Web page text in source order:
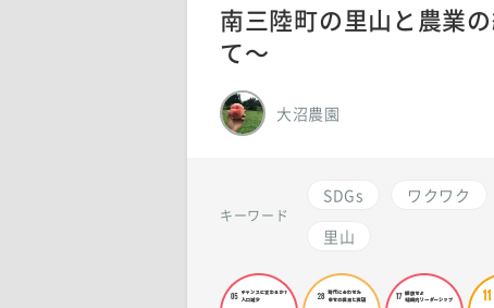
南三陸町の里山と農業
て〜
大沼農園
キーワード
SDGs ワクワク
里山